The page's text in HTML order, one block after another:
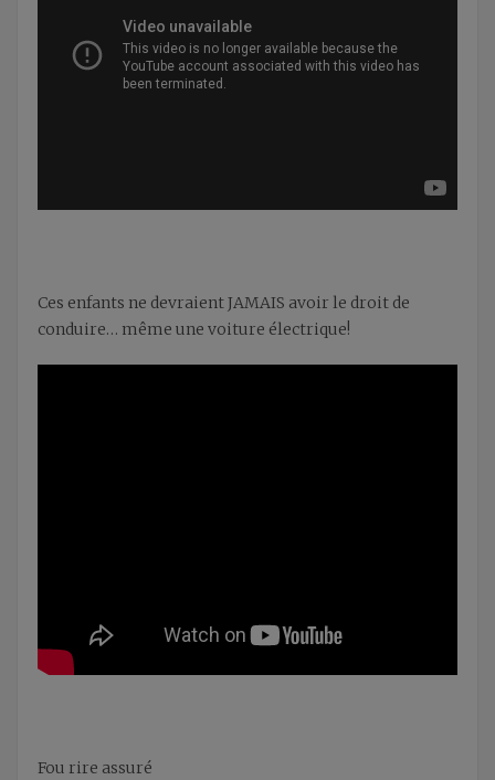
Ces enfants ne devraient JAMAIS avoir le droit de
conduire… même une voiture électrique!
Fou rire assuré